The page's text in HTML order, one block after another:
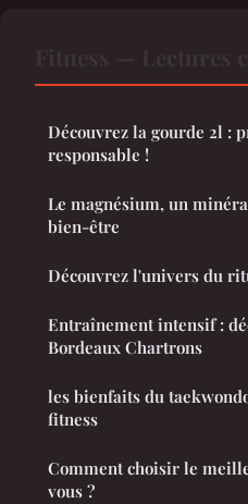
Découvrez la gourde 2l :
responsable !
Le magnésium, un
bien-être
Découvrez l'univers du
Entraînement intensif :
Bordeaux Chartrons
les bienfaits du
fitness
Comment choisir le
vous ?